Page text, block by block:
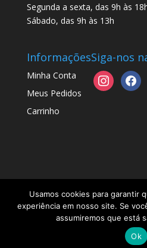
Segunda a sexta, das 9h às
Sábado, das 9h às 13h
Informações
Minha Conta
Meus Pedidos
Carrinho
Siga-nos
instagram
Copyright Sapeca
Webdas | Sua
Usamos cookies para garantir
experiência em nosso site. Se
assumiremos que está
Ok